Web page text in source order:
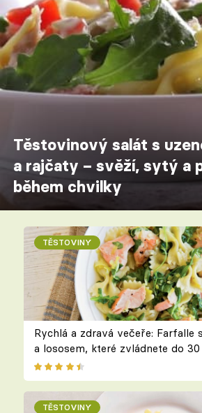
Těstovinový salát s
a rajčaty – svěží, sytý a
během chvilky
TĚSTOVINY
Rychlá a zdravá večeře: Farfalle
a lososem, které zvládnete do
TĚSTOVINY